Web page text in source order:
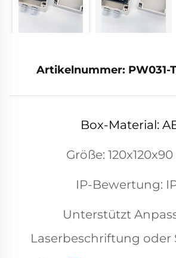
Artikelnummer: PW031-
Box-Material:
Größe:
IP-Bewertung:
Unterstützt
Laserbeschriftung oder